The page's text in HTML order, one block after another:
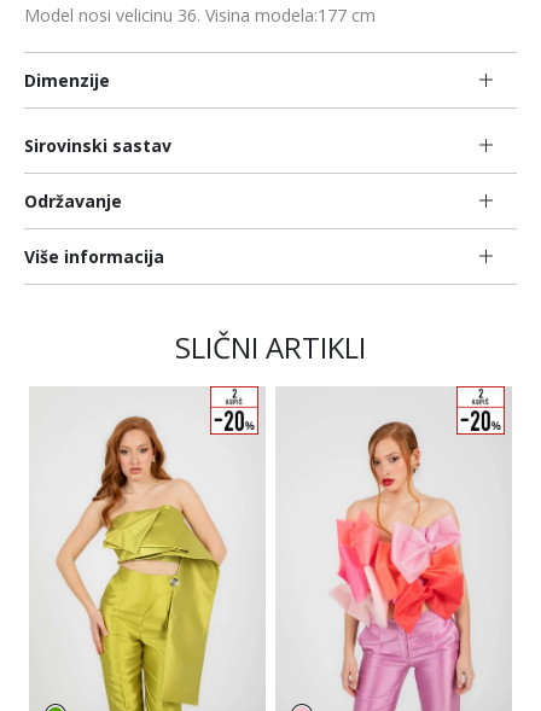
Model nosi velicinu 36. Visina modela:177 cm
Dimenzije
Sirovinski sastav
Održavanje
Više informacija
SLIČNI ARTIKLI